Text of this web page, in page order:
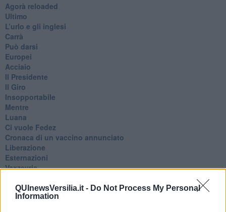
QUInewsVersilia.it - Do Not Process My Personal
Information
​Agorà reloaded
Ultimo
​L’urlo e gli inglesi
Carrà
Può darsi
Europei
Acciaio
Il Presidente
​Il Giro
Insopportabile
​Mentre
Luana
​Ci vuole Fedez
​Cronaca di un vaccino annunciato
​Liberazione
Esternazioni
Vaxzevria
​Ricorrenze e celebrazioni
Marte